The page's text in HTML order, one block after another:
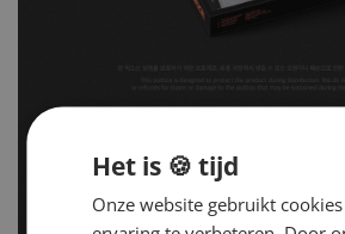
Het is 🍪 tijd
Onze website gebruikt